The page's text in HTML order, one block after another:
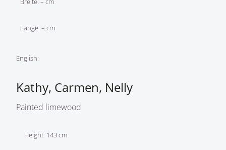
Länge: – cm
English:
Kathy, Carmen, Nelly
Painted limewood
Height: 143 cm